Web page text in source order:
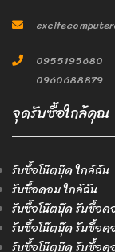
0955195680
0960688879
จุดรับซื้อใกล้คุณ
รับซื้อโน๊ตบุ๊ค ใกล้ฉัน
รับซื้อคอม ใกล้ฉัน
รับซื้อโน๊ตบุ๊ค รับซื้อค
รับซื้อโน๊ตบุ๊ค รับซื้อ
รับซื้อโน๊ตบุ๊ค รับซื้อค